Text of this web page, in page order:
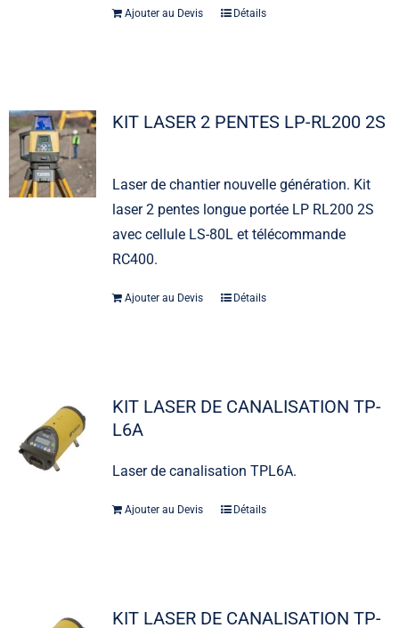
Ajouter au Devis Détails
KIT LASER 2 PENTES LP-RL200 2S
Laser de chantier nouvelle génération. Kit
laser 2 pentes longue portée LP RL200 2S
avec cellule LS-80L et télécommande
RC400.
Ajouter au Devis Détails
KIT LASER DE CANALISATION TP-
L6A
Laser de canalisation TPL6A.
Ajouter au Devis Détails
KIT LASER DE CANALISATION TP-